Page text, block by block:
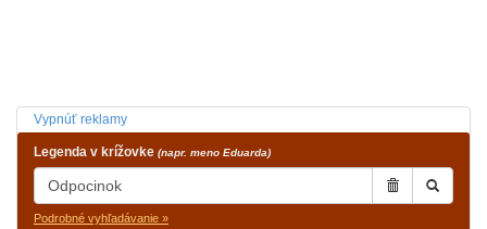
Vypnúť reklamy
Legenda v krížovke (napr. meno Eduarda)
Podrobné vyhľadávanie »